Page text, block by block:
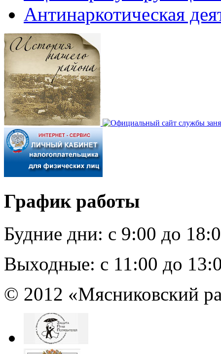
Антинаркотическая
График работы
Будние дни: c 9:00 до
Выходные: с 11:00 до
© 2012 «Мясниковский